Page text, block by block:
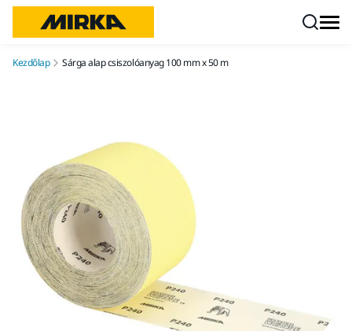
Kezdőlap Sárga alap csiszolóanyag 100 mm x 50 m